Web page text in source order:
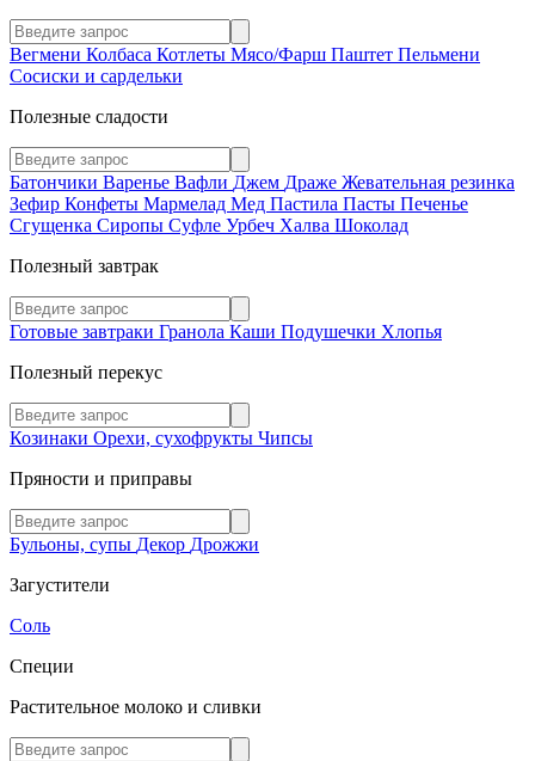
Вегмени Колбаса Котлеты Мясо/Фарш Паштет Пельмени
Сосиски и сардельки
Полезные сладости
Батончики Варенье Вафли Джем Драже Жевательная резинка
Зефир Конфеты Мармелад Мед Пастила Пасты Печенье
Сгущенка Сиропы Суфле Урбеч Халва Шоколад
Полезный завтрак
Готовые завтраки Гранола Каши Подушечки Хлопья
Полезный перекус
Козинаки Орехи, сухофрукты Чипсы
Пряности и приправы
Бульоны, супы Декор Дрожжи
Загустители
Соль
Специи
Растительное молоко и сливки